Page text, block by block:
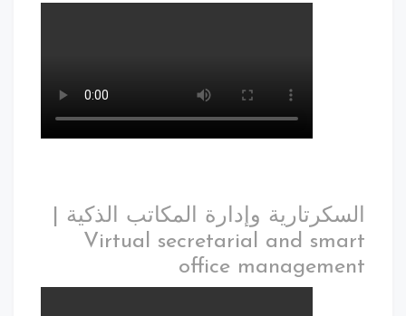
السكرتارية وإدارة المكاتب الذكية |
Virtual secretarial and smart
office management